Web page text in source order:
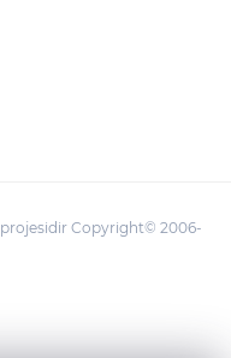
projesidir Copyright© 2006-